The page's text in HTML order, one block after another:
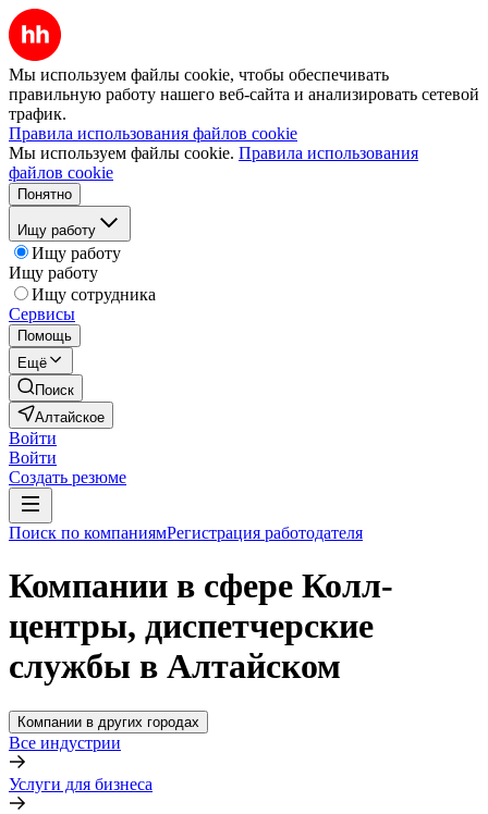
Мы используем файлы cookie, чтобы обеспечивать
правильную работу нашего веб-сайта и анализировать сетевой
трафик.
Правила использования файлов cookie
Мы используем файлы cookie. Правила использования
файлов cookie
Понятно
Ищу работу
Ищу работу
Ищу работу
Ищу сотрудника
Сервисы
Помощь
Ещё
Поиск
Алтайское
Войти
Войти
Создать резюме
Поиск по компаниямРегистрация работодателя
Компании в сфере Колл-
центры, диспетчерские
службы в Алтайском
Компании в других городах
Все индустрии
Услуги для бизнеса